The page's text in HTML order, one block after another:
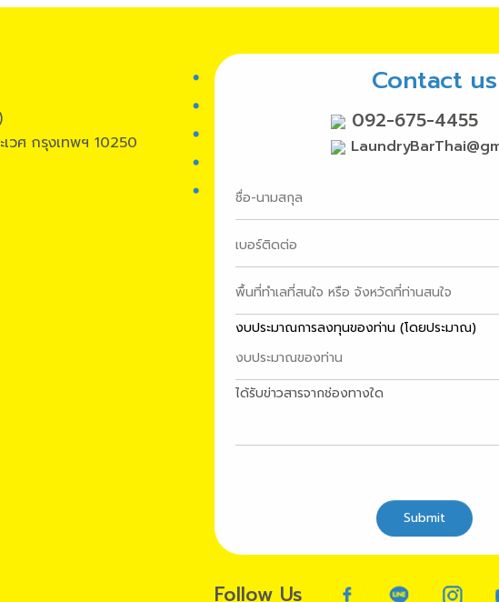
วศ กรุงเทพฯ 10250
Contact us
092-675-4455
งบประมาณการลงทุนของท่าน (โดยประมาณ)
ได้รับข่าวสารจากช่องทางใด
Submit
Follow Us